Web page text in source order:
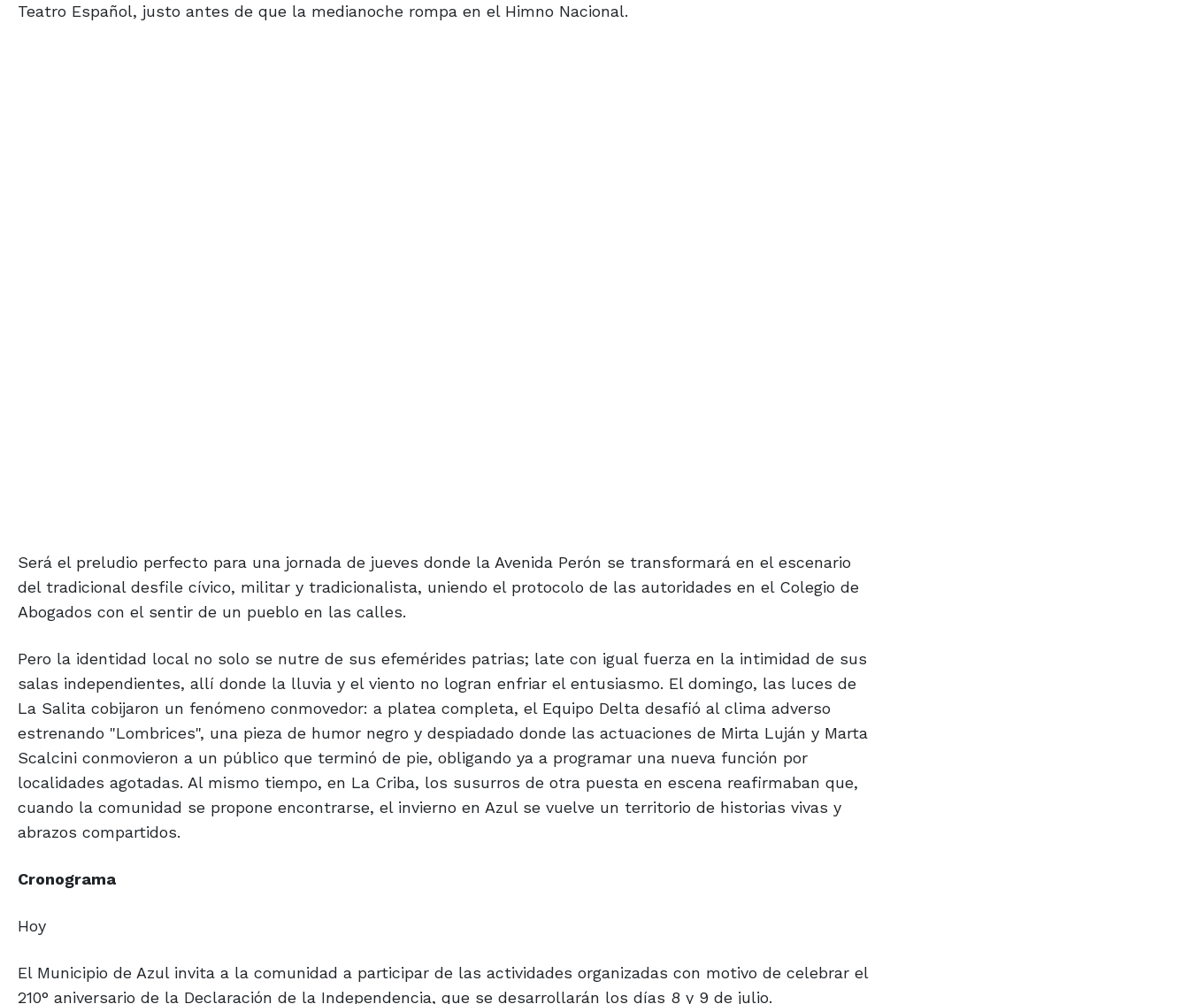
Teatro Español, justo antes de que la medianoche rompa en el Himno Nacional.
Será el preludio perfecto para una jornada de jueves donde la Avenida Perón se transformará en el escenario
del tradicional desfile cívico, militar y tradicionalista, uniendo el protocolo de las autoridades en el Colegio de
Abogados con el sentir de un pueblo en las calles.
Pero la identidad local no solo se nutre de sus efemérides patrias; late con igual fuerza en la intimidad de sus
salas independientes, allí donde la lluvia y el viento no logran enfriar el entusiasmo. El domingo, las luces de
La Salita cobijaron un fenómeno conmovedor: a platea completa, el Equipo Delta desafió al clima adverso
estrenando "Lombrices", una pieza de humor negro y despiadado donde las actuaciones de Mirta Luján y Marta
Scalcini conmovieron a un público que terminó de pie, obligando ya a programar una nueva función por
localidades agotadas. Al mismo tiempo, en La Criba, los susurros de otra puesta en escena reafirmaban que,
cuando la comunidad se propone encontrarse, el invierno en Azul se vuelve un territorio de historias vivas y
abrazos compartidos.
Cronograma
Hoy
El Municipio de Azul invita a la comunidad a participar de las actividades organizadas con motivo de celebrar el
210° aniversario de la Declaración de la Independencia, que se desarrollarán los días 8 y 9 de julio.